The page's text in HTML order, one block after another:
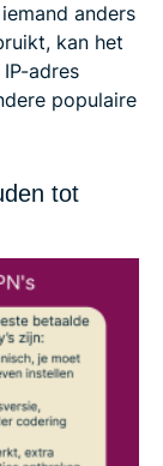
anders
kan het
adres
populaire
tot